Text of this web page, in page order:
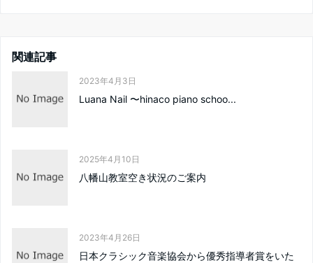
関連記事
2023年4月3日
Luana Nail 〜hinaco piano schoo...
2025年4月10日
八幡山教室空き状況のご案内
2023年4月26日
日本クラシック音楽協会から優秀指導者賞をいた